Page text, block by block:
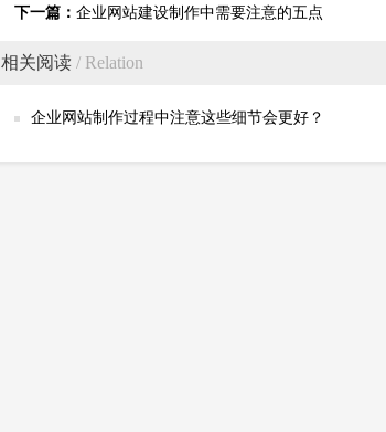
下一篇： 企业网站建设制作中需要注意的五点
相关阅读 / Relation
企业网站制作过程中注意这些细节会更好？